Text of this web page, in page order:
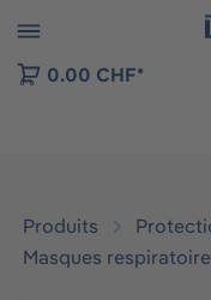
to B2B platform
0.00 CHF*
Produits
Masques